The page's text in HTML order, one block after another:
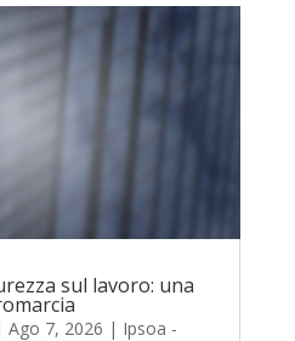
sul lavoro: una
Ago 7, 2026 | Ipsoa -